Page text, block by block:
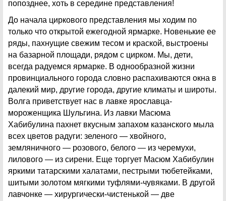
попозднее, хоть в середине представления!
До начала циркового представления мы ходим по
только что открытой ежегодной ярмарке. Новенькие ее
ряды, пахнущие свежим тесом и краской, выстроены
на базарной площади, рядом с цирком. Мы, дети,
всегда радуемся ярмарке. В однообразной жизни
провинциального города словно распахиваются окна в
далекий мир, другие города, другие климаты и широты.
Волга приветствует нас в лавке ярославца-
мороженщика Шульгина. Из лавки Масюма
Хабибулина пахнет вкусным запахом казанского мыла
всех цветов радуги: зеленого — хвойного,
земляничного — розового, белого — из черемухи,
лилового — из сирени. Еще торгует Масюм Хабибулин
яркими татарскими халатами, пестрыми тюбетейками,
шитыми золотом мягкими туфлями-чувяками. В другой
лавчонке — хирургически-чистенькой — две